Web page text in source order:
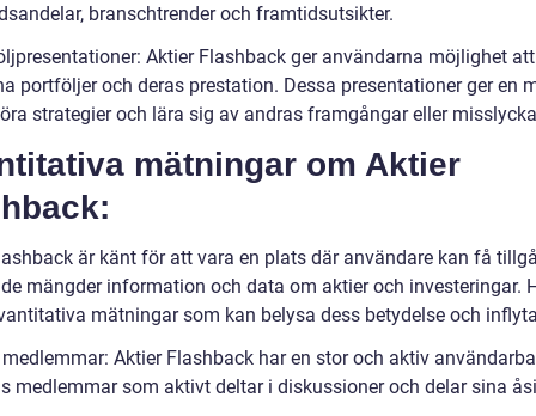
branschtrender och framtidsutsikter.
Aktier Flashback ger användarna möjlighet
portföljer och deras prestation. Dessa presentationer ger en
strategier och lära sig av andras framgångar eller
mätningar om Aktier
är känt för att vara en plats där användare kan få
mängder information och data om aktier och investeringar.
mätningar som kan belysa dess betydelse och
Aktier Flashback har en stor och aktiv
medlemmar som aktivt deltar i diskussioner och delar sina